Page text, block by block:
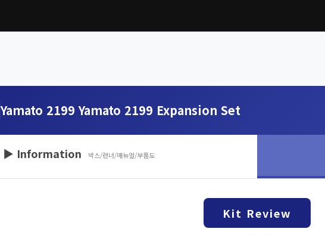
Yamato 2199 Yamato 2199 Expansion Set
▶ Information 박스/런너/매뉴얼/부품도
Kit Review